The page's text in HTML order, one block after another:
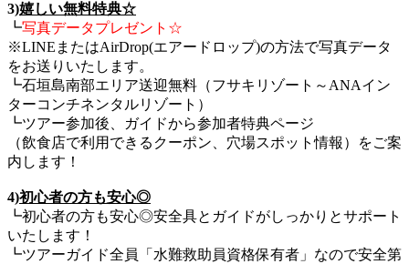
3)嬉しい無料特典☆
┗写真データプレゼント☆
※LINEまたはAirDrop(エアードロップ)の方法で写真データ
をお送りいたします。
┗石垣島南部エリア送迎無料（フサキリゾート～ANAイン
ターコンチネンタルリゾート）
┗ツアー参加後、ガイドから参加者特典ページ
（飲食店で利用できるクーポン、穴場スポット情報）をご案
内します！
4)初心者の方も安心◎
┗初心者の方も安心◎安全具とガイドがしっかりとサポート
いたします！
┗ツアーガイド全員「水難救助員資格保有者」なので安全第